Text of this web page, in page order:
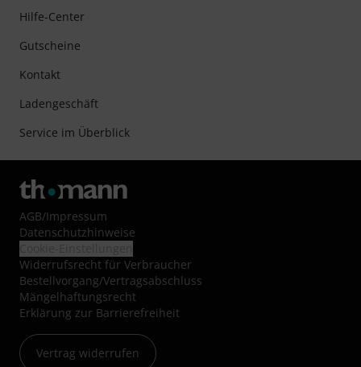
Hilfe-Center
Gutscheine
Kontakt
Ladengeschäft
Service im Überblick
AGB/Impressum
Datenschutzhinweise
Widerrufsrecht für Verbraucher
Bestellvorgang/Vertragsabschluss
Mängelhaftungsrecht
Erklärung zur Barrierefreiheit
Vertrag widerrufen